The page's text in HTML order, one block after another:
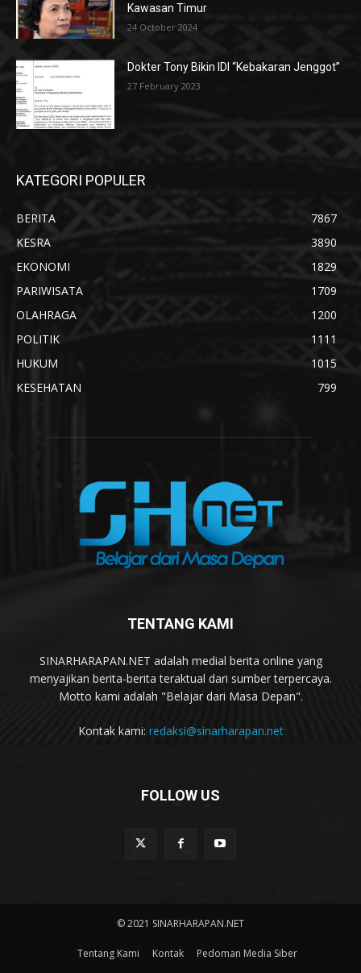
Kawasan Timur
24 October 2024
Dokter Tony Bikin IDI “Kebakaran Jenggot”
27 February 2023
KATEGORI POPULER
BERITA
7867
KESRA
3890
EKONOMI
1829
PARIWISATA
1709
OLAHRAGA
1200
POLITIK
1111
HUKUM
1015
KESEHATAN
799
TENTANG KAMI
SINARHARAPAN.NET adalah medial berita online yang
menyajikan berita-berita teraktual dari sumber terpercaya.
Motto kami adalah "Belajar dari Masa Depan".
Kontak kami: redaksi@sinarharapan.net
FOLLOW US
© 2021 SINARHARAPAN.NET
Tentang Kami Kontak Pedoman Media Siber